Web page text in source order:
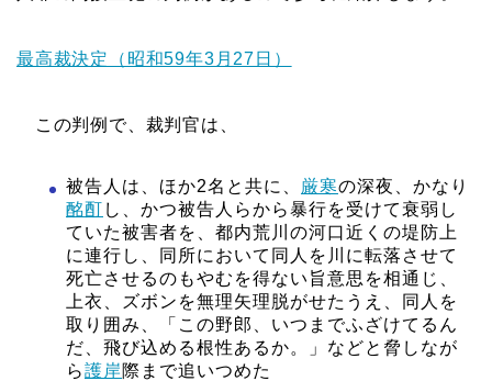
最高裁決定（昭和59年3月27日）
この判例で、裁判官は、
被告人は、ほか2名と共に、 厳寒の深夜、かなり
酩酊 し、かつ被告人らから暴行を受けて衰弱し
ていた被害者を、都内荒川の河口近くの堤防上
に連行し、同所において同人を川に転落させて
死亡させるのもやむを得ない旨意思を相通じ、
上衣、ズボンを無理矢理脱がせたうえ、同人を
取り囲み、「この野郎、いつまでふざけてるん
だ、飛び込める根性あるか。」などと脅しなが
ら護岸際まで追いつめた